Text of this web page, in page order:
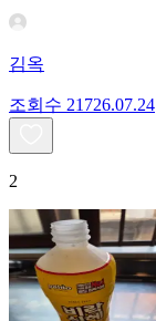
김옥
조회수 21726.07.24
2